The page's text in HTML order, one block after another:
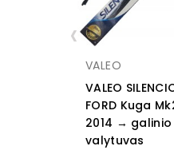
VALEO
VALEO
FORD Kuga
2014 →
valytuvas
‹